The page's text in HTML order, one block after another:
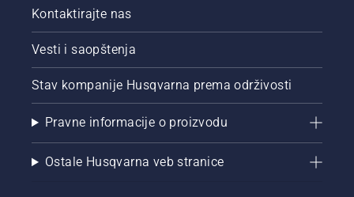
Kontaktirajte nas
Vesti i saopštenja
Stav kompanije Husqvarna prema održivosti
Pravne informacije o proizvodu
Ostale Husqvarna veb stranice